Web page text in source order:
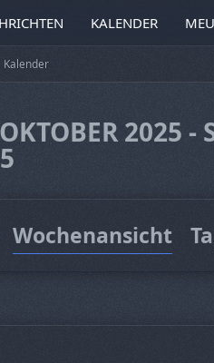
KALENDER
Kalender
2025 -
Wochenansicht